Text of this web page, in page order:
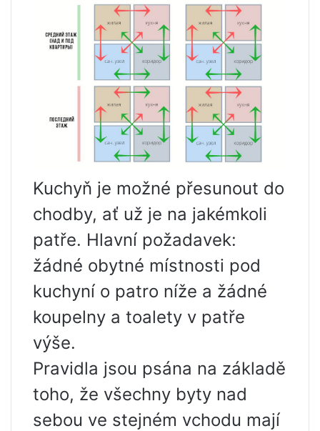
Kuchyň je možné přesunout do
chodby, ať už je na jakémkoli
patře. Hlavní požadavek:
žádné obytné místnosti pod
kuchyní o patro níže a žádné
koupelny a toalety v patře
výše.
Pravidla jsou psána na základě
toho, že všechny byty nad
sebou ve stejném vchodu mají